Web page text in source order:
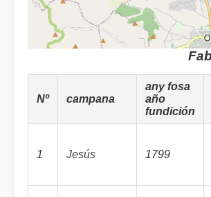
Nº campana
any fosa
año
fundición
1 Jesús 1799